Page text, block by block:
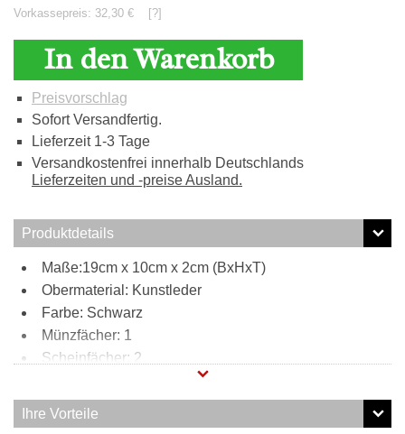
Vorkassepreis: 32,30 € [?]
In den Warenkorb
Preisvorschlag
Sofort Versandfertig.
Lieferzeit 1-3 Tage
Versandkostenfrei innerhalb Deutschlands
Lieferzeiten und -preise Ausland.
Produktdetails
Maße:19cm x 10cm x 2cm (BxHxT)
Obermaterial: Kunstleder
Farbe: Schwarz
Münzfächer: 1
Scheinfächer: 2
Innen:
2 Steckfächer
Ihre Vorteile